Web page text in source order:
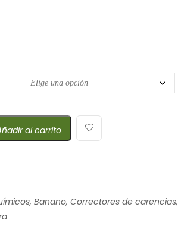
al carrito
, Banano, Correctores de carencias,